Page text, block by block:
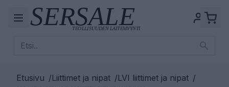
Etusivu /Liittimet ja nipat /LVI liittimet ja nipat /